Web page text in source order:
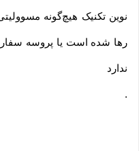
نوین تکنیک هیچ‌گونه
رها شده است یا پروسه
ندارد
.